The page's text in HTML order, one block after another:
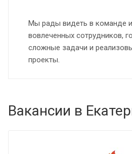
Мы рады видеть в команде
вовлеченных сотрудников,
сложные задачи и
проекты.
Вакансии в